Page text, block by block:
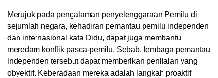
Merujuk pada pengalaman penyelenggaraan Pemilu di
sejumlah negara, kehadiran pemantau pemilu independen
dan internasional kata Didu, dapat juga membantu
meredam konflik pasca-pemilu. Sebab, lembaga pemantau
independen tersebut dapat memberikan penilaian yang
obyektif. Keberadaan mereka adalah langkah proaktif